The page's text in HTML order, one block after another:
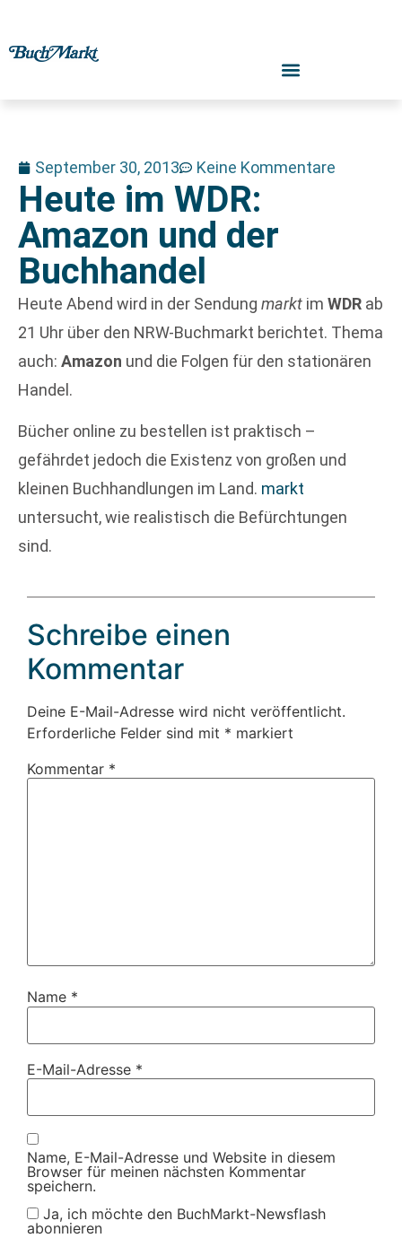
September 30, 2013 Keine Kommentare
Heute im WDR:
Amazon und der
Buchhandel
Heute Abend wird in der Sendung markt im WDR ab
21 Uhr über den NRW-Buchmarkt berichtet. Thema
auch: Amazon und die Folgen für den stationären
Handel.
Bücher online zu bestellen ist praktisch –
gefährdet jedoch die Existenz von großen und
kleinen Buchhandlungen im Land. markt
untersucht, wie realistisch die Befürchtungen
sind.
Schreibe einen
Kommentar
Deine E-Mail-Adresse wird nicht veröffentlicht.
Erforderliche Felder sind mit * markiert
Kommentar *
Name *
E-Mail-Adresse *
Name, E-Mail-Adresse und Website in diesem
Browser für meinen nächsten Kommentar
speichern.
Ja, ich möchte den BuchMarkt-Newsflash
abonnieren